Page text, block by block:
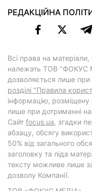
РЕДАКЦІЙНА
Всі права на
належать ТОВ "ФОКУС
дозволяється лише при
розділі "Правила
інформацію,
лише при дотриманні
Cайт focus.ua, згадки
абзацу, обсягу
50% від загального
заголовку та ліда
тексту можливе лише
дозволу Компанії.